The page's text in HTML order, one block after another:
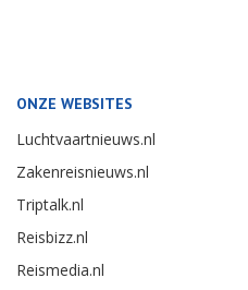
ONZE WEBSITES
Luchtvaartnieuws.nl
Zakenreisnieuws.nl
Triptalk.nl
Reisbizz.nl
Reismedia.nl